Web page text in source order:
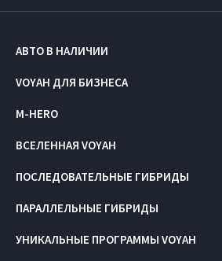
АВТО В НАЛИЧИИ
VOYAH ДЛЯ БИЗНЕСА
M-HERO
ВСЕЛЕННАЯ VOYAH
ПОСЛЕДОВАТЕЛЬНЫЕ ГИБРИДЫ
ПАРАЛЛЕЛЬНЫЕ ГИБРИДЫ
УНИКАЛЬНЫЕ ПРОГРАММЫ VOYAH